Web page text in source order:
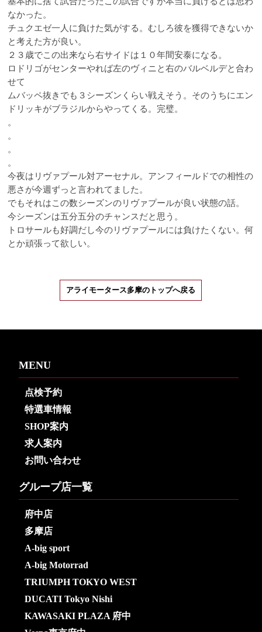
なかった。
チュクエゼ一人に負けた気がする。むしろ彼を獲得できないか
と考えた方が良い。
２３歳でこの出来なら右サイドは１０年間安泰になる。
ロドリゴがセンターやれば左のヴィニと右のバルベルデと合わ
せて
ムバッペ抜きでも３シーズンくらい戦えそう。そのうちにエン
ドリッキがブラジルからやってくる。完璧。
。
。
。
。
今夜はリヴァプール対アーセナル。アンフィールドでの相性の
悪さが今週ずっと言われてました。
でもそれはこの数シーズンのリヴァプールが良い状態の話。
今シーズンは五分五分のチャンスだと思う。
トロサールも好調だし今のリヴァプールには負けたくない。何
とか頑張って欲しい。
アライモータース多摩のトップへ戻る
MENU
点検予約
特選車情報
SHOP案内
求人案内
お問い合わせ
グループ店一覧
府中店
多摩店
A-big sport
A-big Motorrad
TRIUMPH TOKYO WEST
DUCATI Tokyo Nishi
KAWASAKI PLAZA 府中